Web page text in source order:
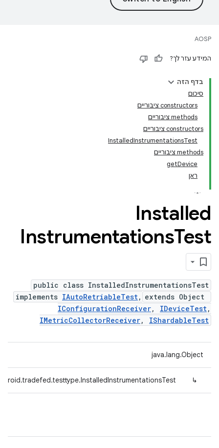
AOSP
המידע עזר לך?
בדף הזה
סיכום
‫constructors ציבוריים
‫methods ציבוריים
‫constructors ציבוריים
InstalledInstrumentationsTest
‫methods ציבוריים
getDevice
ראן
Installed
InstrumentationsTest
public class InstalledInstrumentationsTest
extends Object
implements IAutoRetriableTest,
IConfigurationReceiver, IDeviceTest,
IMetricCollectorReceiver, IShardableTest
java.lang.Object
↳